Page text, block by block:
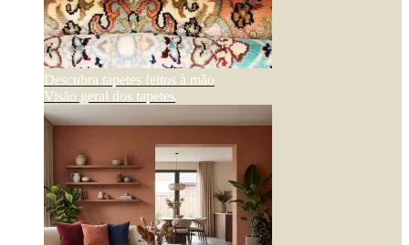
Descubra tapetes feitos à mão
Visão geral dos tapetes